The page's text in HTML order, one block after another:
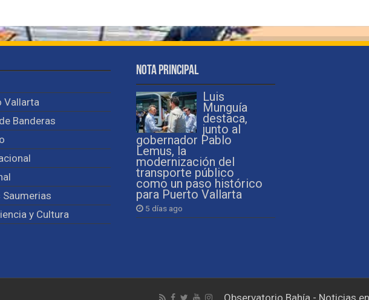
Vallarta
Banderas
Saumerias
y Cultura
Nota Principal
Luis
Munguía
destaca,
junto al
gobernador Pablo
Lemus, la
modernización del
transporte público
como un paso histórico
para Puerto Vallarta
5 días ago
Observatorio Bahía - Noticias